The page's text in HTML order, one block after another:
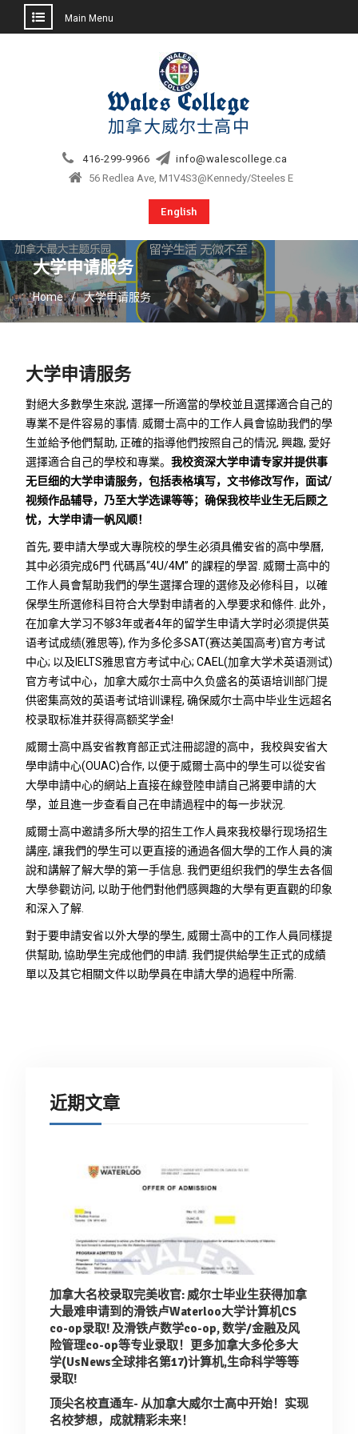
Main Menu
Wales College
加拿大威尔士高中
416-299-9966
info@walescollege.ca
56 Redlea Ave, M1V4S3@Kennedy/Steeles E
English
大学申请服务
Home 大学申请服务
大学申请服务
對絕大多數學生來說, 選擇一所適當的學校並且選擇適合自己的
專業不是件容易的事情. 威爾士高中的工作人員會協助我們的學
生並給予他們幫助, 正確的指導他們按照自己的情況, 興趣, 愛好
選擇適合自己的學校和專業。 我校资深大学申请专家并提供事
无巨细的大学申请服务，包括表格填写，文书修改写作，面试/
视频作品辅导，乃至大学选课等等；确保我校毕业生无后顾之
忧，大学申请一帆风顺！
首先, 要申請大學或大專院校的學生必須具備安省的高中學曆,
其中必須完成6門 代碼爲“4U/4M” 的課程的學習. 威爾士高中的
工作人員會幫助我們的學生選擇合理的選修及必修科目，以確
保學生所選修科目符合大學對申請者的入學要求和條件. 此外，
在加拿大学习不够3年或者4年的留学生申请大学时必须提供英
语考试成绩(雅思等), 作为多伦多SAT(赛达美国高考)官方考试
中心; 以及IELTS雅思官方考试中心; CAEL(加拿大学术英语测试)
官方考试中心，加拿大威尔士高中久负盛名的英语培训部门提
供密集高效的英语考试培训课程, 确保威尔士高中毕业生远超名
校录取标准并获得高额奖学金!
威爾士高中爲安省教育部正式注冊認證的高中，我校與安省大
學申請中心(OUAC)合作, 以便于威爾士高中的學生可以從安省
大學申請中心的網站上直接在線登陸申請自己將要申請的大
學，並且進一步查看自己在申請過程中的每一步狀況.
威爾士高中邀請多所大學的招生工作人員來我校舉行现场招生
講座, 讓我們的學生可以更直接的通過各個大學的工作人員的演
說和講解了解大學的第一手信息. 我們更组织我們的學生去各個
大學參觀访问, 以助于他們對他們感興趣的大學有更直觀的印象
和深入了解.
對于要申請安省以外大學的學生, 威爾士高中的工作人員同樣提
供幫助, 協助學生完成他們的申請. 我們提供給學生正式的成績
單以及其它相關文件以助學員在申請大學的過程中所需.
近期文章
加拿大名校录取完美收官: 威尔士毕业生获得加拿
大最难申请到的滑铁卢Waterloo大学计算机CS
co-op录取! 及滑铁卢数学co-op, 数学/金融及风
险管理co-op等专业录取！ 更多加拿大多伦多大
学(UsNews全球排名第17)计算机,生命科学等等
录取!
顶尖名校直通车- 从加拿大威尔士高中开始！实现
名校梦想，成就精彩未来！